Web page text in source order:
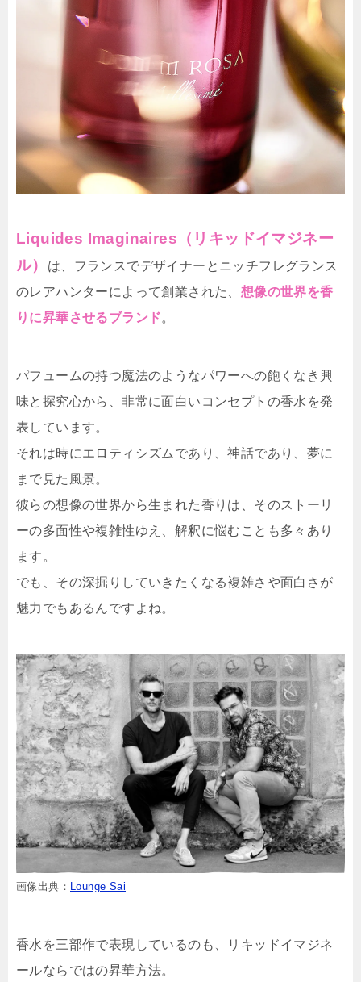
Liquides Imaginaires（リキッドイマジネー
ル）
は、フランスでデザイナーとニッチフレグランス
のレアハンターによって創業された、 想像の世界を香
りに昇華させるブランド。
パフュームの持つ魔法のようなパワーへの飽くなき興
味と探究心から、非常に面白いコンセプトの香水を発
表しています。
それは時にエロティシズムであり、神話であり、夢に
まで見た風景。
彼らの想像の世界から生まれた香りは、そのストーリ
ーの多面性や複雑性ゆえ、解釈に悩むことも多々あり
ます。
でも、その深掘りしていきたくなる複雑さや面白さが
魅力でもあるんですよね。
画像出典： Lounge Sai
香水を三部作で表現しているのも、リキッドイマジネ
ールならではの昇華方法。